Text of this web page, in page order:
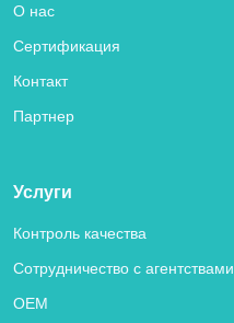
О нас
Сертификация
Контакт
Партнер
Услуги
Контроль качества
Сотрудничество с агентствами
OEM